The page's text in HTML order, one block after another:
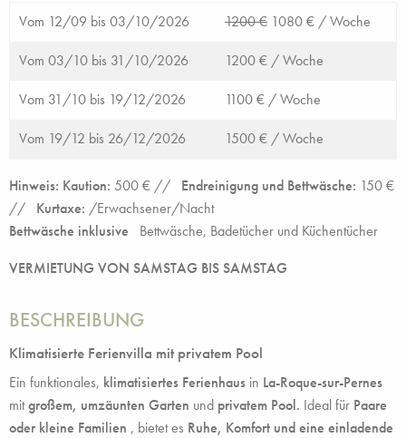
Vom 12/09 bis 03/10/2026 1200 € 1080 € /Woche
Vom 03/10 bis 31/10/2026 1200 € /Woche
Vom 31/10 bis 19/12/2026 1100 € /Woche
Vom 19/12 bis 26/12/2026 1500 € /Woche
Hinweis: Kaution: 500€ // Endreinigung und Bettwäsche: 150 €
//
Kurtaxe: /Erwachsener/Nacht
Bettwäsche inklusive
Bettwäsche, Badetücher und Küchentücher
VERMIETUNG VON SAMSTAG BIS SAMSTAG
BESCHREIBUNG
Klimatisierte Ferienvilla mit privatem Pool
Ein funktionales, klimatisiertes Ferienhaus in La-Roque-sur-Pernes
mitgroßem, umzäunten Garten und privatem Pool. Ideal für Paare
oder kleine Familien , bietet es Ruhe, Komfort und eine einladende